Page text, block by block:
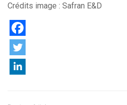
Crédits image : Safran E&D